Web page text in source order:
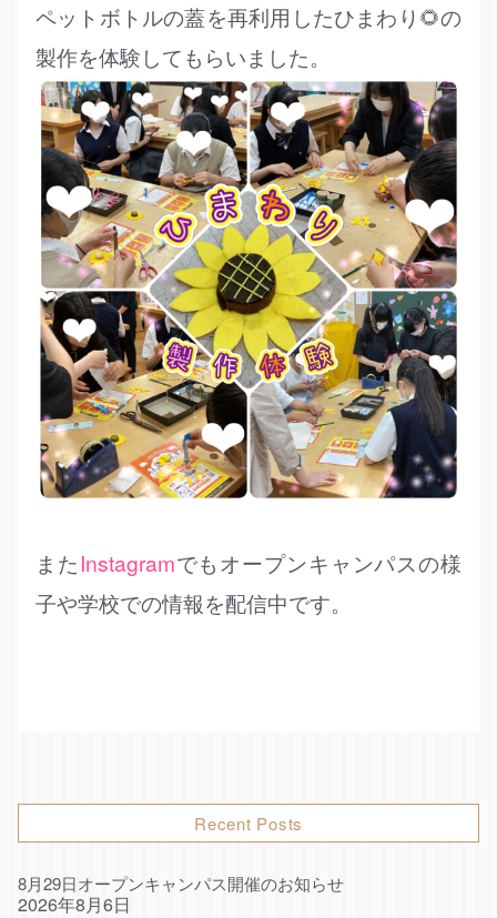
ペットボトルの蓋を再利用したひまわり🌻の
製作を体験してもらいました。
またInstagramでもオープンキャンパスの様
子や学校での情報を配信中です。
Recent Posts
8月29日オープンキャンパス開催のお知らせ
2026年8月6日